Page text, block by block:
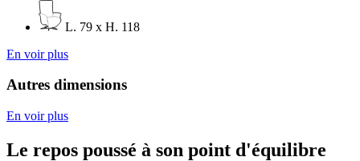
L. 79 x H. 118
En voir plus
Autres dimensions
En voir plus
Le repos poussé à son point d'équilibre